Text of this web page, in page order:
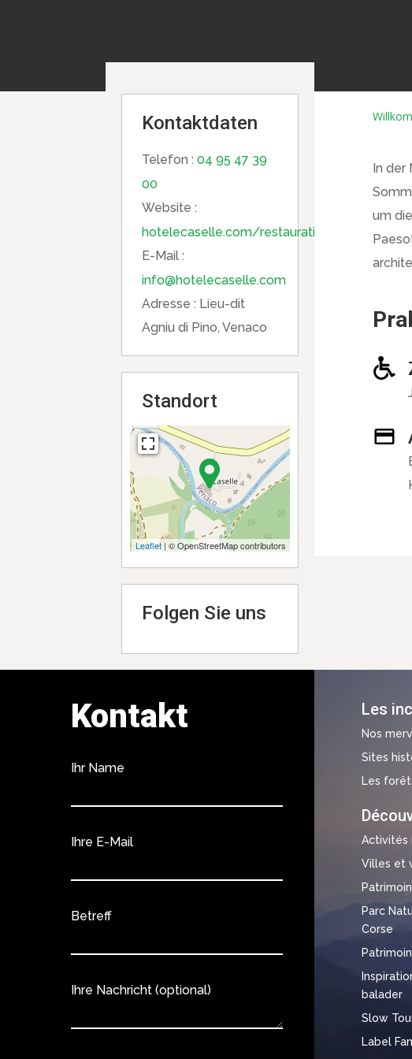
Kontaktdaten
Telefon :04 95 47 39
00
Website :
hotelecaselle.com/restauration/restaurant/
E-Mail :
info@hotelecaselle.com
Adresse : Lieu-dit
Agniu di Pino, Venaco
Standort
Leaflet| © OpenStreetMap contributors
Folgen Sie uns
In der
um
Les
Nos
Sites
Les
Activités
Villes et
Parc
Corse
balader
Slow
Label
Kontakt
Ihr Name
Ihre E-Mail
Betreff
Ihre Nachricht (optional)